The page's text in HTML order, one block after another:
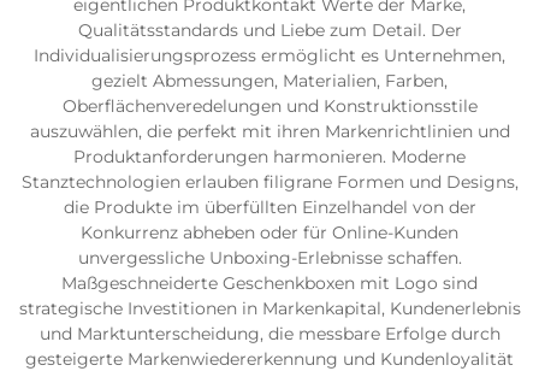
eigentlichen Produktkontakt Werte der Marke,
Qualitätsstandards und Liebe zum Detail. Der
Individualisierungsprozess ermöglicht es Unternehmen,
gezielt Abmessungen, Materialien, Farben,
Oberflächenveredelungen und Konstruktionsstile
auszuwählen, die perfekt mit ihren Markenrichtlinien und
Produktanforderungen harmonieren. Moderne
Stanztechnologien erlauben filigrane Formen und Designs,
die Produkte im überfüllten Einzelhandel von der
Konkurrenz abheben oder für Online-Kunden
unvergessliche Unboxing-Erlebnisse schaffen.
Maßgeschneiderte Geschenkboxen mit Logo sind
strategische Investitionen in Markenkapital, Kundenerlebnis
und Marktunterscheidung, die messbare Erfolge durch
gesteigerte Markenwiedererkennung und Kundenloyalität